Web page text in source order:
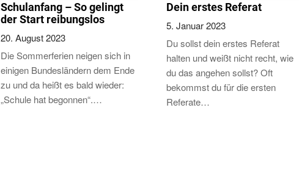
Schulanfang – So gelingt
der Start reibungslos
20. August 2023
Die Sommerferien neigen sich in
einigen Bundesländern dem Ende
zu und da heißt es bald wieder:
„Schule hat begonnen“.…
Dein erstes Referat
5. Januar 2023
Du sollst dein erstes Referat
halten und weißt nicht recht, wie
du das angehen sollst? Oft
bekommst du für die ersten
Referate…